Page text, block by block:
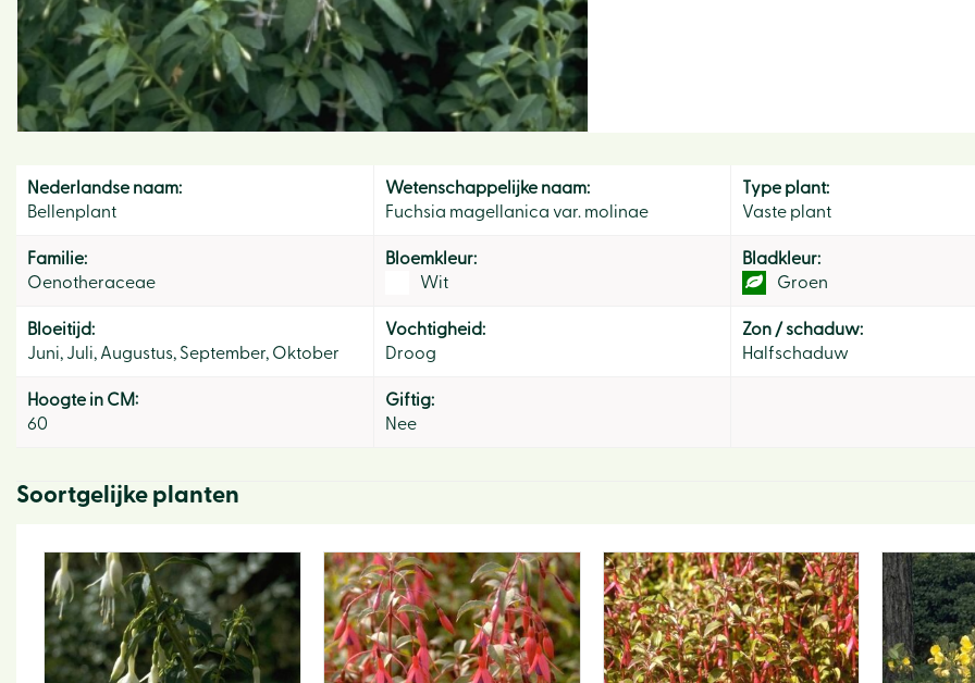
Nederlandse naam:
Bellenplant
Wetenschappelijke naam:
Fuchsia magellanica var. molinae
Type plant:
Vaste plant
Familie:
Oenotheraceae
Bloemkleur:
Wit
Bladkleur:
Groen
Bloeitijd:
Juni, Juli, Augustus, September, Oktober
Vochtigheid:
Droog
Zon / schaduw:
Halfschaduw
Hoogte in CM:
60
Giftig:
Nee
Soortgelijke planten